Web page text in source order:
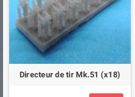
Directeur de tir Mk.51 (x18)